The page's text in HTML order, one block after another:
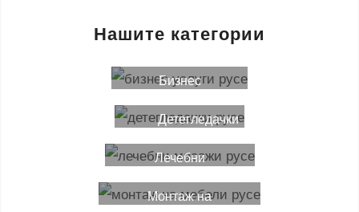
Нашите категории
Бизнес
услуги
Детегледачки
Лечебни
масажи
Монтаж на